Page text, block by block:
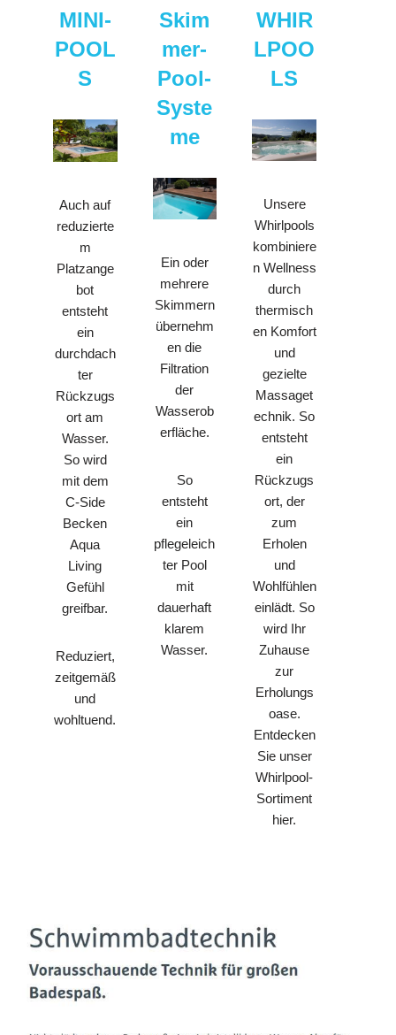
MINI-
POOL
S
Auch auf
reduzierte
m
Platzange
bot
entsteht
ein
durchdach
ter
Rückzugs
ort am
Wasser.
So wird
mit dem
C-Side
Becken
Aqua
Living
Gefühl
greifbar.
Reduziert,
zeitgemäß
und
wohltuend.
Skim
mer-
Pool-
Syste
me
Ein oder
mehrere
Skimmern
übernehm
en die
Filtration
der
Wasserob
erfläche.
So
entsteht
ein
pflegeleich
ter Pool
mit
dauerhaft
klarem
Wasser.
WHIR
LPOO
LS
Unsere
Whirlpools
kombiniere
n Wellness
durch
thermisch
en Komfort
und
gezielte
Massaget
echnik. So
entsteht
ein
Rückzugs
ort, der
zum
Erholen
und
Wohlfühlen
einlädt. So
wird Ihr
Zuhause
zur
Erholungs
oase.
Entdecken
Sie unser
Whirlpool-
Sortiment
hier.